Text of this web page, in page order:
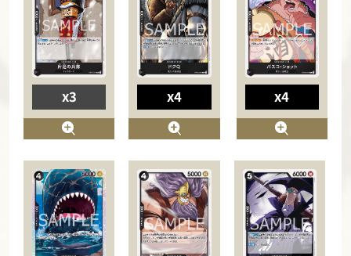
x3 x4 x4